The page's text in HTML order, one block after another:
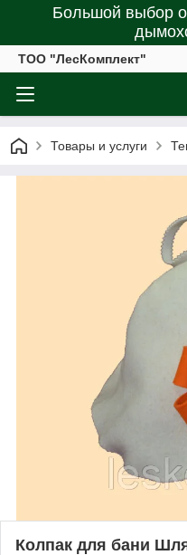
Большой выбор
ТОО "ЛесКомплект"
Товары и услуги
Колпак для бани